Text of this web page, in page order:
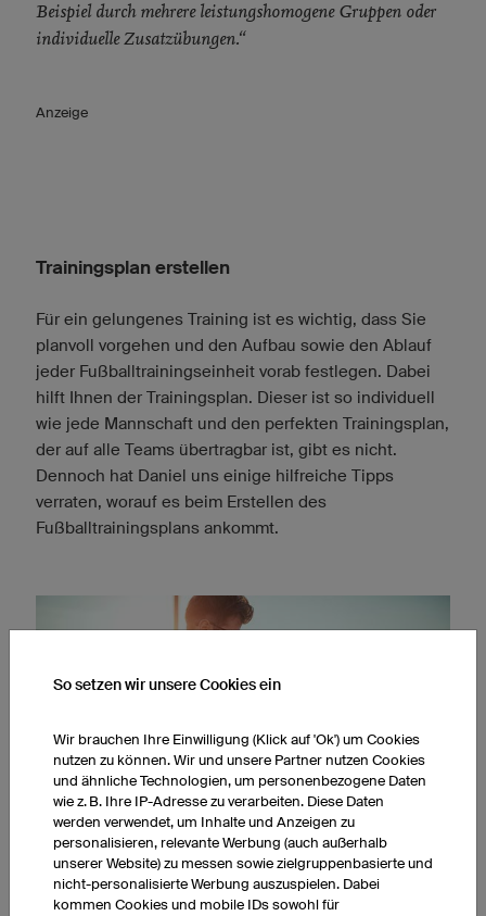
Beispiel durch mehrere leistungshomogene Gruppen oder
individuelle Zusatzübungen.“
Anzeige
Trainingsplan erstellen
Für ein gelungenes Training ist es wichtig, dass Sie
planvoll vorgehen und den Aufbau sowie den Ablauf
jeder Fußballtrainingseinheit vorab festlegen. Dabei
hilft Ihnen der Trainingsplan. Dieser ist so individuell
wie jede Mannschaft und den perfekten Trainingsplan,
der auf alle Teams übertragbar ist, gibt es nicht.
Dennoch hat Daniel uns einige hilfreiche Tipps
verraten, worauf es beim Erstellen des
Fußballtrainingsplans ankommt.
OB AUF DEM IPAD ODER PAPIER: EIN DURCHDACHTER TRAININGSPLAN
So setzen wir unsere Cookies ein
Wir brauchen Ihre Einwilligung (Klick auf 'Ok') um Cookies
nutzen zu können. Wir und unsere Partner nutzen Cookies
und ähnliche Technologien, um personenbezogene Daten
wie z. B. Ihre IP-Adresse zu verarbeiten. Diese Daten
werden verwendet, um Inhalte und Anzeigen zu
personalisieren, relevante Werbung (auch außerhalb
unserer Website) zu messen sowie zielgruppenbasierte und
nicht-personalisierte Werbung auszuspielen. Dabei
kommen Cookies und mobile IDs sowohl für